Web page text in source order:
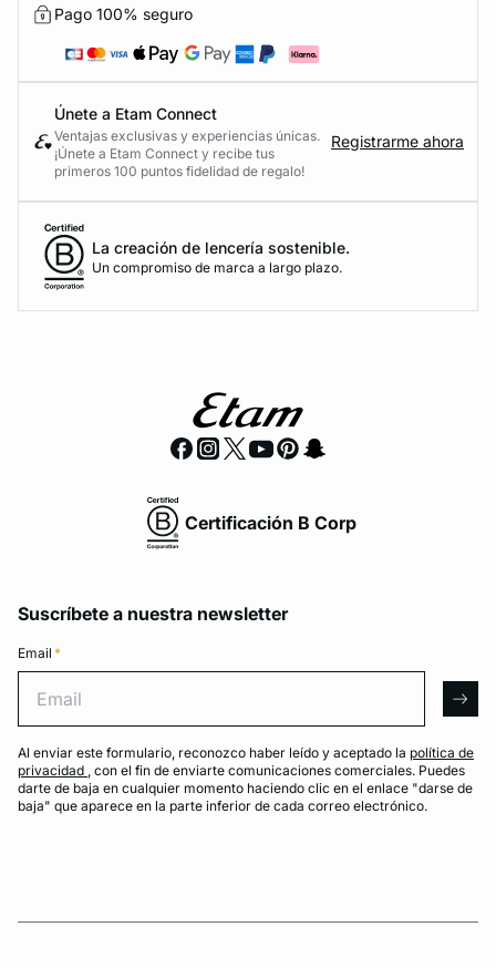
Pago 100% seguro
Únete a Etam Connect
Ventajas exclusivas y experiencias únicas.
¡Únete a Etam Connect y recibe tus
primeros 100 puntos fidelidad de regalo!
Registrarme ahora
La creación de lencería sostenible.
Un compromiso de marca a largo plazo.
Certificación B Corp
Suscríbete a nuestra newsletter
Email *
Al enviar este formulario, reconozco haber leído y aceptado la política de
privacidad , con el fin de enviarte comunicaciones comerciales. Puedes
darte de baja en cualquier momento haciendo clic en el enlace "darse de
baja" que aparece en la parte inferior de cada correo electrónico.